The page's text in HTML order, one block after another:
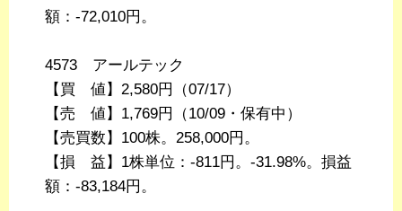
額：-72,010円。
4573 アールテック
【買 値】2,580円（07/17）
【売 値】1,769円（10/09・保有中）
【売買数】100株。258,000円。
【損 益】1株単位：-811円。-31.98%。損益
額：-83,184円。